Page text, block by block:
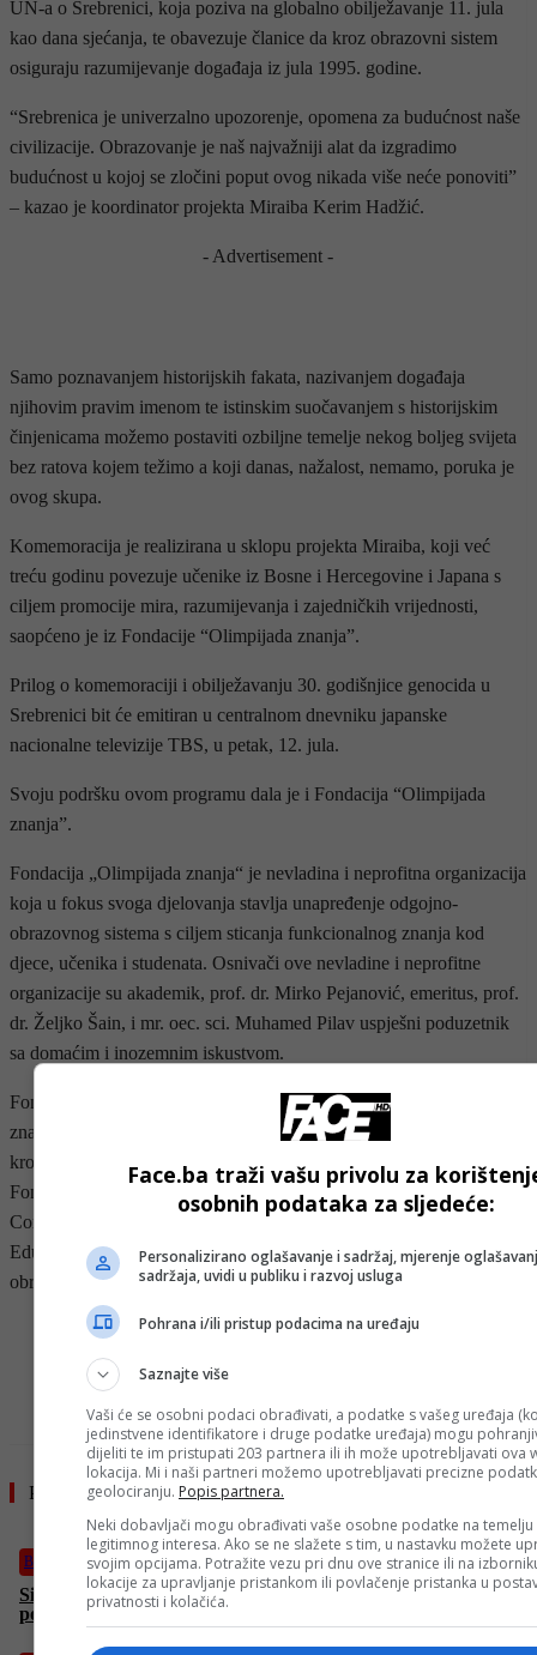
UN-a o Srebrenici, koja poziva na globalno obilježavanje 11. jula
kao dana sjećanja, te obavezuje članice da kroz obrazovni sistem
osiguraju razumijevanje događaja iz jula 1995. godine.
“Srebrenica je univerzalno upozorenje, opomena za budućnost naše
civilizacije. Obrazovanje je naš najvažniji alat da izgradimo
budućnost u kojoj se zločini poput ovog nikada više neće ponoviti”
– kazao je koordinator projekta Miraiba Kerim Hadžić.
- Advertisement -
Samo poznavanjem historijskih fakata, nazivanjem događaja
njihovim pravim imenom te istinskim suočavanjem s historijskim
činjenicama možemo postaviti ozbiljne temelje nekog boljeg svijeta
bez ratova kojem težimo a koji danas, nažalost, nemamo, poruka je
ovog skupa.
Komemoracija je realizirana u sklopu projekta Miraiba, koji već
treću godinu povezuje učenike iz Bosne i Hercegovine i Japana s
ciljem promocije mira, razumijevanja i zajedničkih vrijednosti,
saopćeno je iz Fondacije “Olimpijada znanja”.
Prilog o komemoraciji i obilježavanju 30. godišnjice genocida u
Srebrenici bit će emitiran u centralnom dnevniku japanske
nacionalne televizije TBS, u petak, 12. jula.
Svoju podršku ovom programu dala je i Fondacija “Olimpijada
znanja”.
Fondacija „Olimpijada znanja“ je nevladina i neprofitna organizacija
koja u fokus svoga djelovanja stavlja unapređenje odgojno-
obrazovnog sistema s ciljem sticanja funkcionalnog znanja kod
djece, učenika i studenata. Osnivači ove nevladine i neprofitne
organizacije su akademik, prof. dr. Mirko Pejanović, emeritus, prof.
dr. Željko Šain, i mr. oec. sci. Muhamed Pilav uspješni poduzetnik
sa domaćim i inozemnim iskustvom.
Fondacija pomaže različitim centrima i udruženjima koji unapređuju
znanje i obrazovni sistem, zatim nadarenim učenicima i studentima
kroz različite vidove stipendiranja. Iako nedavno osnovana,
Fondacija je u saradnji sa partnerskim organizacijama Montessori
Community Center i STEM akademija već pokrenula rad
Edukativnog centra sa programima namijenjenim za dopunsko
obrazovanje djece uzrasta od osam mjeseci do 18 godina.
- OGLAS -
Pročitajte još
BiH
Sirena i minuta šutnje uposlenika Općine Novo Sarajevo
povodom 30. godišnjice genocida u Srebrenici
Face.ba traži vašu privolu za
osobnih podataka za sljedeće:
Personalizirano oglašavanje i sadržaj, mjerenje
sadržaja, uvidi u publiku i razvoj usluga
Pohrana i/ili pristup podacima na uređaju
Saznajte više
Vaši će se osobni podaci obrađivati, a podatke s vašeg uređaja
jedinstvene identifikatore i druge podatke uređaja) mogu
dijeliti te im pristupati 203 partnera ili ih može upotrebljavati ova
lokacija. Mi i naši partneri možemo upotrebljavati precizne
geolociranju. Popis partnera.
Neki dobavljači mogu obrađivati vaše osobne podatke na temelju
legitimnog interesa. Ako se ne slažete s tim, u nastavku možete
svojim opcijama. Potražite vezu pri dnu ove stranice ili na
lokacije za upravljanje pristankom ili povlačenje pristanka u
privatnosti i kolačića.